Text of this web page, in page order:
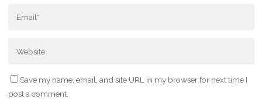
Save my name, email, and site URL in my browser for next time I
post a comment.